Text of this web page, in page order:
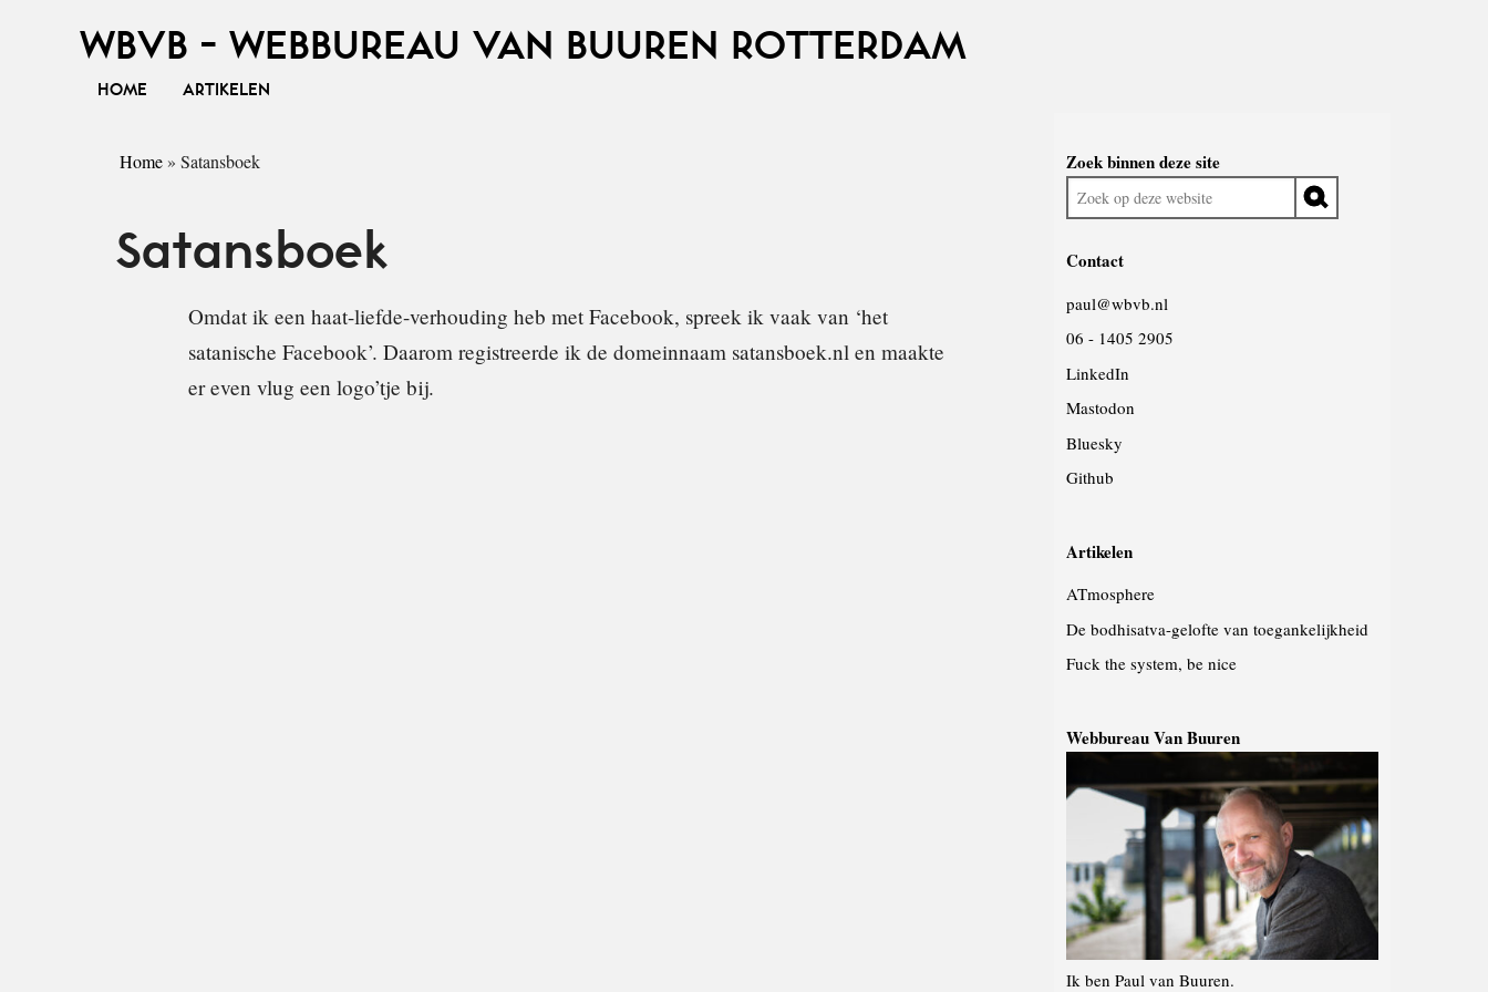
WBVB - WEBBUREAU VAN BUUREN ROTTERDAM
HOME ARTIKELEN
Home » Satansboek
Satansboek
Omdat ik een haat-liefde-verhouding heb met Facebook, spreek ik vaak van ‘het
satanische Facebook’. Daarom registreerde ik de domeinnaam satansboek.nl en maakte
er even vlug een logo’tje bij.
algemeen
Zoek binnen deze site
Zoek
op
website
Contact
paul@wbvb.nl
06 - 1405 2905
LinkedIn
Mastodon
Bluesky
Github
Artikelen
ATmosphere
De bodhisatva-gelofte van toegankelijkheid
Fuck the system, be nice
Webbureau Van Buuren
Ik ben Paul van Buuren.